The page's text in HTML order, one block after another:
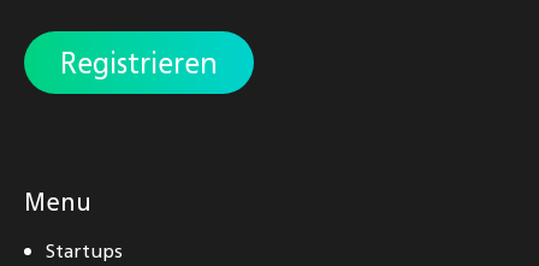
Registrieren
Menu
Startups